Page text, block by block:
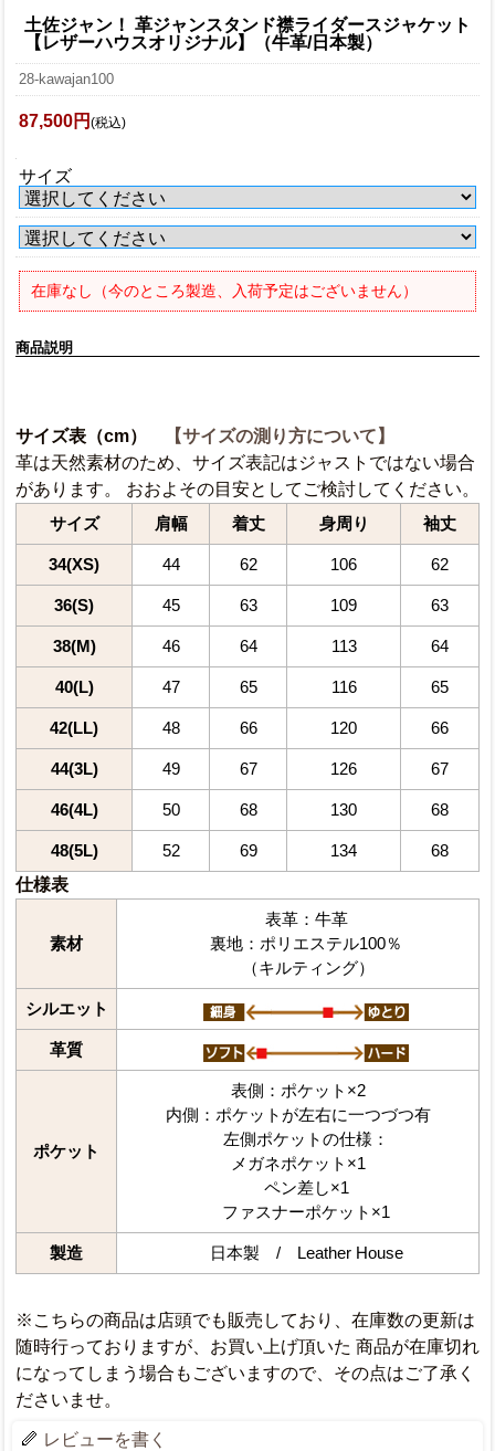
土佐ジャン！ 革ジャンスタンド襟ライダースジャケット
【レザーハウスオリジナル】（牛革/日本製）
28-kawajan100
87,500円 (税込)
サイズ
在庫なし（今のところ製造、入荷予定はございません）
商品説明
サイズ表（cm）
【サイズの測り方について】
革は天然素材のため、サイズ表記はジャストではない場合
があります。 おおよその目安としてご検討してください。
サイズ 肩幅 着丈 身周り 袖丈
34(XS) 44 62 106 62
36(S) 45 63 109 63
38(M) 46 64 113 64
40(L) 47 65 116 65
42(LL) 48 66 120 66
44(3L) 49 67 126 67
46(4L) 50 68 130 68
48(5L) 52 69 134 68
仕様表
素材
表革：牛革
裏地：ポリエステル100％
（キルティング）
シルエット
革質
ポケット
表側：ポケット×2
内側：ポケットが左右に一つづつ有
左側ポケットの仕様：
メガネポケット×1
ペン差し×1
ファスナーポケット×1
製造 日本製 / Leather House
※こちらの商品は店頭でも販売しており、在庫数の更新は
随時行っておりますが、お買い上げ頂いた 商品が在庫切れ
になってしまう場合もございますので、その点はご了承く
ださいませ。
レビューを書く